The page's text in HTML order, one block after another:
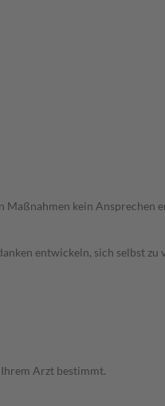
Maßnahmen kein Ansprechen
entwickeln, sich selbst zu
Arzt bestimmt.